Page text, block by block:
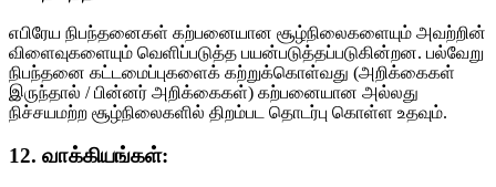
எபிரேய நிபந்தனைகள் கற்பனையான சூழ்நிலைகளையும் அவற்றின்
விளைவுகளையும் வெளிப்படுத்த பயன்படுத்தப்படுகின்றன. பல்வேறு
நிபந்தனை கட்டமைப்புகளைக் கற்றுக்கொள்வது (அறிக்கைகள்
இருந்தால் / பின்னர் அறிக்கைகள்) கற்பனையான அல்லது
நிச்சயமற்ற சூழ்நிலைகளில் திறம்பட தொடர்பு கொள்ள உதவும்.
12. வாக்கியங்கள்: